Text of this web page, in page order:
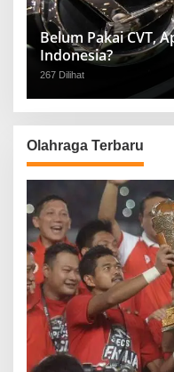
Belum Pakai CVT,
Indonesia?
267 Dilihat
Olahraga Terbaru